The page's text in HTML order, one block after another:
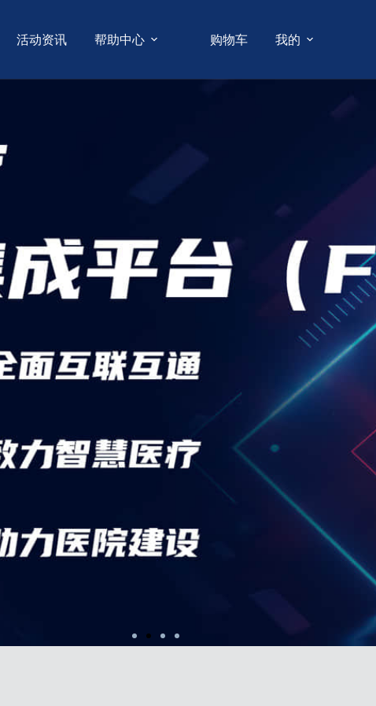
活动资讯 帮助中心 购物车 我的